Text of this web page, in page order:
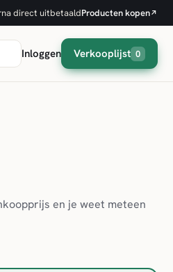
direct uitbetaaldProducten kopen↗
Inloggen Verkooplijst 0
en je weet meteen